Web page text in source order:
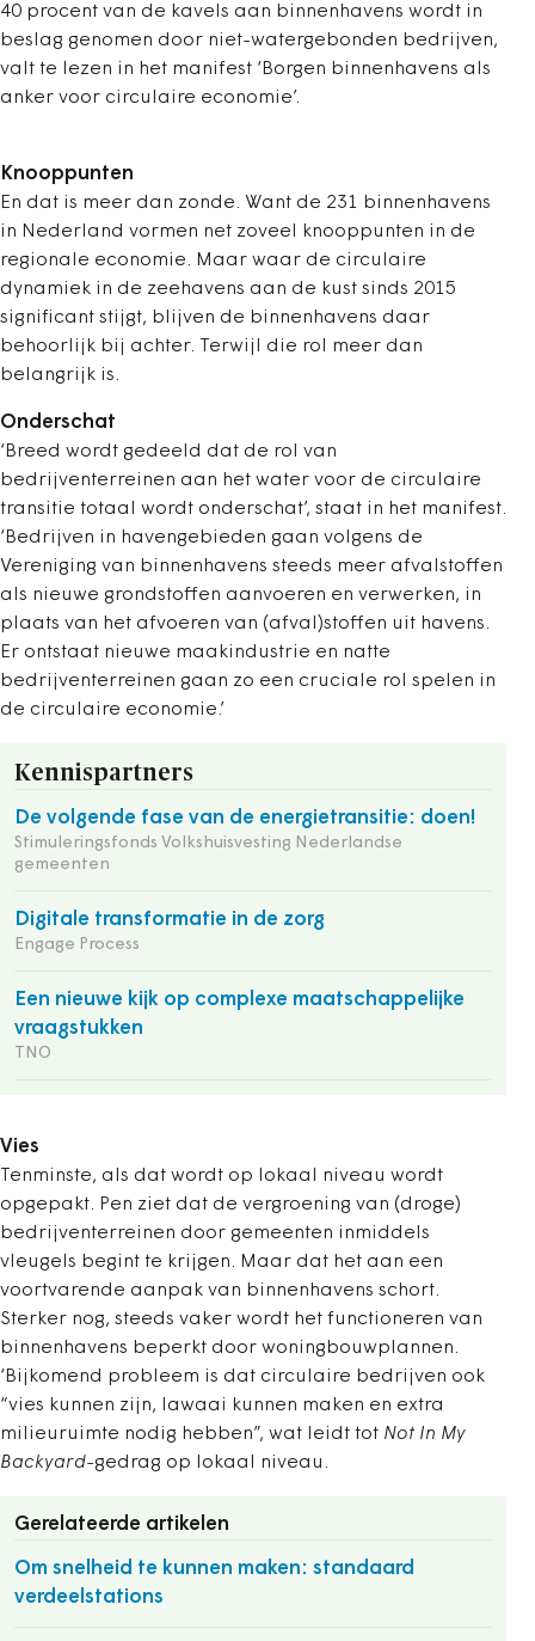
40 procent van de kavels aan binnenhavens wordt in
beslag genomen door niet-watergebonden bedrijven,
valt te lezen in het manifest ‘Borgen binnenhavens als
anker voor circulaire economie’.
Knooppunten
En dat is meer dan zonde. Want de 231 binnenhavens
in Nederland vormen net zoveel knooppunten in de
regionale economie. Maar waar de circulaire
dynamiek in de zeehavens aan de kust sinds 2015
significant stijgt, blijven de binnenhavens daar
behoorlijk bij achter. Terwijl die rol meer dan
belangrijk is.
Onderschat
‘Breed wordt gedeeld dat de rol van
bedrijventerreinen aan het water voor de circulaire
transitie totaal wordt onderschat’, staat in het manifest.
‘Bedrijven in havengebieden gaan volgens de
Vereniging van binnenhavens steeds meer afvalstoffen
als nieuwe grondstoffen aanvoeren en verwerken, in
plaats van het afvoeren van (afval)stoffen uit havens.
Er ontstaat nieuwe maakindustrie en natte
bedrijventerreinen gaan zo een cruciale rol spelen in
de circulaire economie.’
Kennispartners
De volgende fase van de energietransitie: doen!
Stimuleringsfonds Volkshuisvesting Nederlandse
gemeenten
Digitale transformatie in de zorg
Engage Process
Een nieuwe kijk op complexe maatschappelijke
vraagstukken
TNO
Vies
Tenminste, als dat wordt op lokaal niveau wordt
opgepakt. Pen ziet dat de vergroening van (droge)
bedrijventerreinen door gemeenten inmiddels
vleugels begint te krijgen. Maar dat het aan een
voortvarende aanpak van binnenhavens schort.
Sterker nog, steeds vaker wordt het functioneren van
binnenhavens beperkt door woningbouwplannen.
‘Bijkomend probleem is dat circulaire bedrijven ook
“vies kunnen zijn, lawaai kunnen maken en extra
milieuruimte nodig hebben”, wat leidt tot Not In My
Backyard-gedrag op lokaal niveau.
Gerelateerde artikelen
Om snelheid te kunnen maken: standaard
verdeelstations